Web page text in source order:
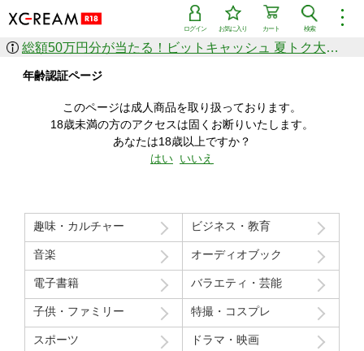
︙
検索
カート
お気に入り
ログイン
作品を探す
ジャンル
シリーズ
人気のセール中商品
新着セール中商品
すべての作品から探す
価格の安い順
価格の高い順
月間ランキング
年間ランキング
総額50万円分が当たる！ビットキャッシュ 夏トク大感謝祭
年齢認証ページ
このページは成人商品を取り扱っております。
18歳未満の方のアクセスは固くお断りいたします。
あなたは18歳以上ですか？
はい いいえ
趣味・カルチャー ビジネス・教育
音楽 オーディオブック
電子書籍 バラエティ・芸能
子供・ファミリー 特撮・コスプレ
スポーツ ドラマ・映画